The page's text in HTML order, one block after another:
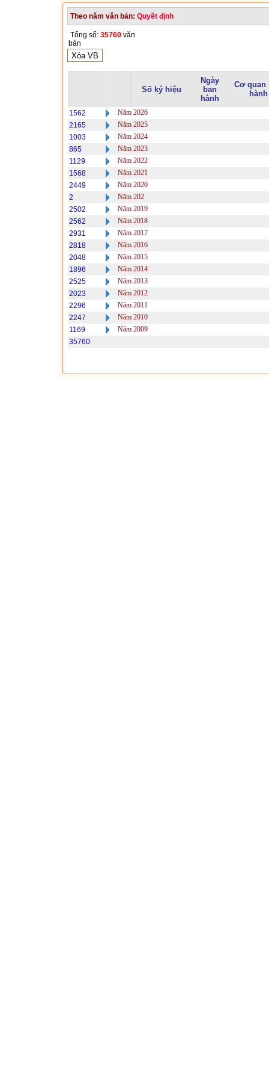
Theo năm văn bản: Quyết định
Tổng số: 35760 văn
bản
Số ký hiệu
Ngày
ban
hành
Cơ quan
hành
1562
Năm 2026
2165
Năm 2025
1003
Năm 2024
865
Năm 2023
1129
Năm 2022
1568
Năm 2021
2449
Năm 2020
2
Năm 202
2502
Năm 2019
2562
Năm 2018
2931
Năm 2017
2818
Năm 2016
2048
Năm 2015
1896
Năm 2014
2525
Năm 2013
2023
Năm 2012
2296
Năm 2011
2247
Năm 2010
1169
Năm 2009
35760